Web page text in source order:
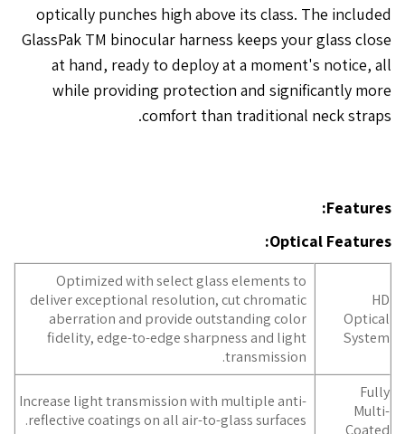
optically punches high above its class. The included
GlassPak TM binocular harness keeps your glass close
at hand, ready to deploy at a moment's notice, all
while providing protection and significantly more
comfort than traditional neck straps.
Features:
Optical Features:
HD
Optical
System
Optimized with select glass elements to
deliver exceptional resolution, cut chromatic
aberration and provide outstanding color
fidelity, edge-to-edge sharpness and light
transmission.
Fully
Multi-
Coated
Increase light transmission with multiple anti-
reflective coatings on all air-to-glass surfaces.